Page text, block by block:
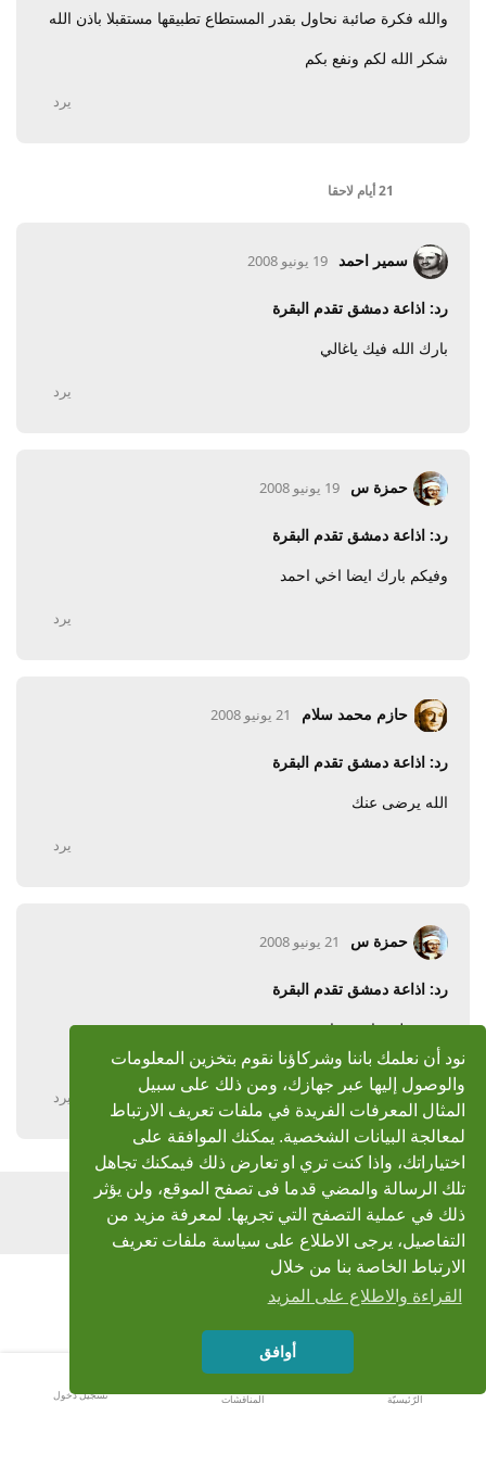
نود أن نعلمك باننا وشركاؤنا نقوم بتخزين المعلومات
والوصول إليها عبر جهازك، ومن ذلك على سبيل
المثال المعرفات الفريدة في ملفات تعريف الارتباط
لمعالجة البيانات الشخصية. يمكنك الموافقة على
اختياراتك، واذا كنت تري او تعارض ذلك فيمكنك تجاهل
تلك الرسالة والمضي قدما فى تصفح الموقع، ولن يؤثر
ذلك في عملية التصفح التي تجريها. لمعرفة مزيد من
التفاصيل، يرجى الاطلاع على سياسة ملفات تعريف
الارتباط الخاصة بنا من خلال
القراءة والاطلاع على المزيد
أوافق
والله فكرة صائبة نحاول بقدر المستطاع تطبيقها مستقبلا باذن الله
شكر الله لكم ونفع بكم
يرد
21 أيام لاحقا
سمير احمد 19 يونيو 2008
رد: اذاعة دمشق تقدم البقرة
بارك الله فيك ياغالي
يرد
حمزة س 19 يونيو 2008
رد: اذاعة دمشق تقدم البقرة
وفيكم بارك ايضا اخي احمد
يرد
حازم محمد سلام 21 يونيو 2008
رد: اذاعة دمشق تقدم البقرة
الله يرضى عنك
يرد
حمزة س 21 يونيو 2008
رد: اذاعة دمشق تقدم البقرة
مرور طيب اخي حازم
رحم الله والدكم
يرد
اضف رد
الرّئيسيّة المناقشات تسجيل دخول